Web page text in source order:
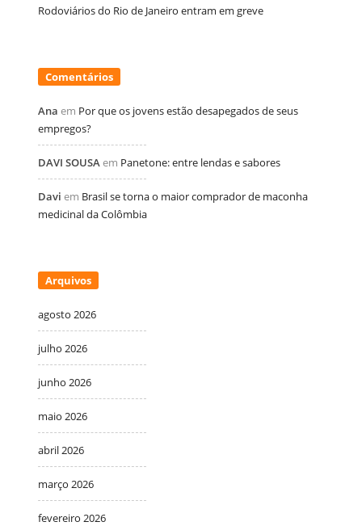
Rodoviários do Rio de Janeiro entram em greve
Comentários
Ana em Por que os jovens estão desapegados de seus
empregos?
DAVI SOUSAem Panetone: entre lendas e sabores
Davi em Brasil se torna o maior comprador de maconha
medicinal da Colômbia
Arquivos
agosto 2026
julho 2026
junho 2026
maio 2026
abril 2026
março 2026
fevereiro 2026